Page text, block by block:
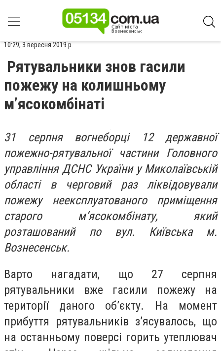
10:29, 3 вересня 2019 р.
Рятувальники знов гасили
пожежу на колишньому
м’ясокомбінаті
31 серпня вогнеборці 12 державної
пожежно-рятувальної частини Головного
управління ДСНС України у Миколаївській
області в черговий раз ліквідовували
пожежу неексплуатованого приміщення
старого м’ясокомбінату, який
розташований по вул. Київська м.
Вознесенськ.
Варто нагадати, що 27 серпня
рятувальники вже гасили пожежу на
території даного об’єкту. На момент
прибуття рятувальників з’ясувалось, що
на останньому поверсі горить утеплювач